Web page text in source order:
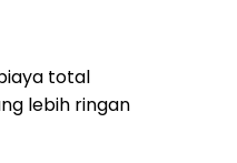
total
lebih ringan